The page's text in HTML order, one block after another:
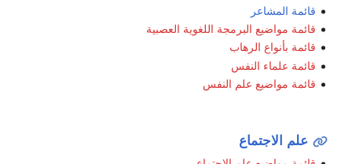
قائمة المشاعر
قائمة مواضيع البرمجة اللغوية العصبية
قائمة بأنواع الرهاب
قائمة علماء النفس
قائمة مواضيع علم النفس
علم الاجتماع